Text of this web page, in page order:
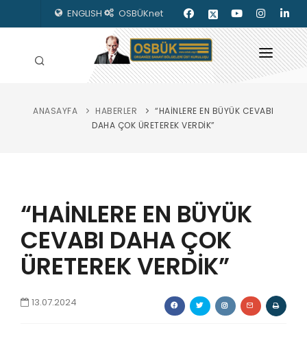
ENGLISH OSBÜKnet
HAKKIMIZDA
KILAVUZLAR
YAYINLARIMIZ
ENERJİ İZLEME
İLETİŞİM
ANASAYFA HABERLER
“HAİNLERE EN BÜYÜK CEVABI
DAHA ÇOK ÜRETEREK VERDİK”
“HAİNLERE EN BÜYÜK
CEVABI DAHA ÇOK
ÜRETEREK VERDİK”
13.07.2024